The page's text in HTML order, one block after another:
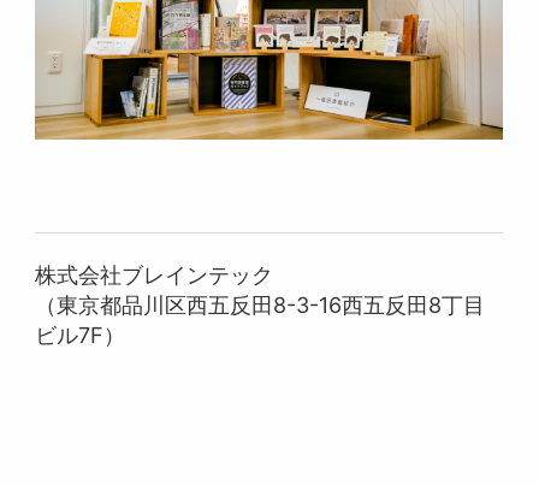
株式会社ブレインテック
（東京都品川区西五反田8-3-16西五反田8丁目
ビル7F）